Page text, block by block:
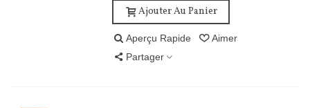
Ajouter Au Panier
Aperçu Rapide
Aimer
Partager